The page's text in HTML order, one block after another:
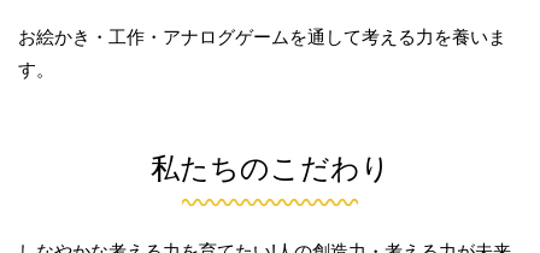
お絵かき・工作・アナログゲームを通して考える力を養いま
す。
私たちのこだわり